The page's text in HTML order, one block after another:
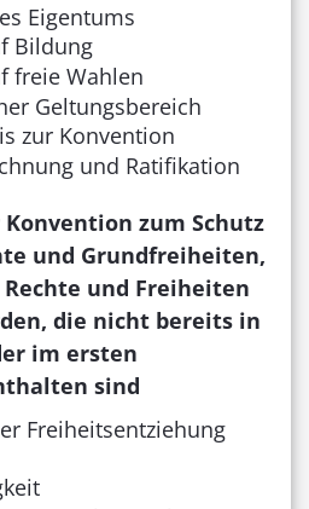
Eigentums
Bildung
freie Wahlen
Geltungsbereich
zur Konvention
und Ratifikation
zum Schutz
und Grundfreiheiten,
und Freiheiten
die nicht bereits in
im ersten
sind
Freiheitsentziehung